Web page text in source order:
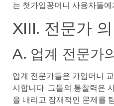
는 첫가입꽁머니 사용자들
XIII. 전문가
A. 업계 전문가
업계 전문가들은 가입머니
시합니다. 그들의 통찰력은
을 내리고 잠재적인 문제를